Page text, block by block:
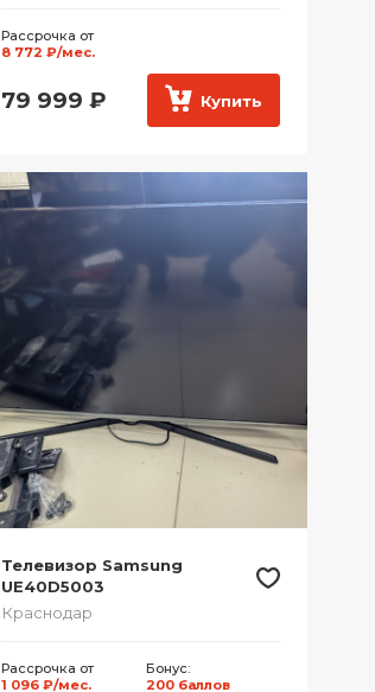
Рассрочка от
8 772 ₽/мес.
79 999 ₽ Купить
Телевизор Samsung
UE40D5003
Краснодар
Рассрочка от
1 096 ₽/мес.
Бонус:
200 баллов